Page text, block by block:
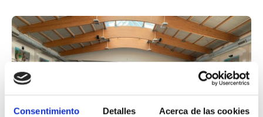
Consentimiento Detalles Acerca de las cookies